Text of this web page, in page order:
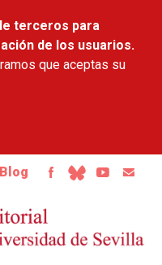
terceros para
de los usuarios.
que aceptas su
Blog